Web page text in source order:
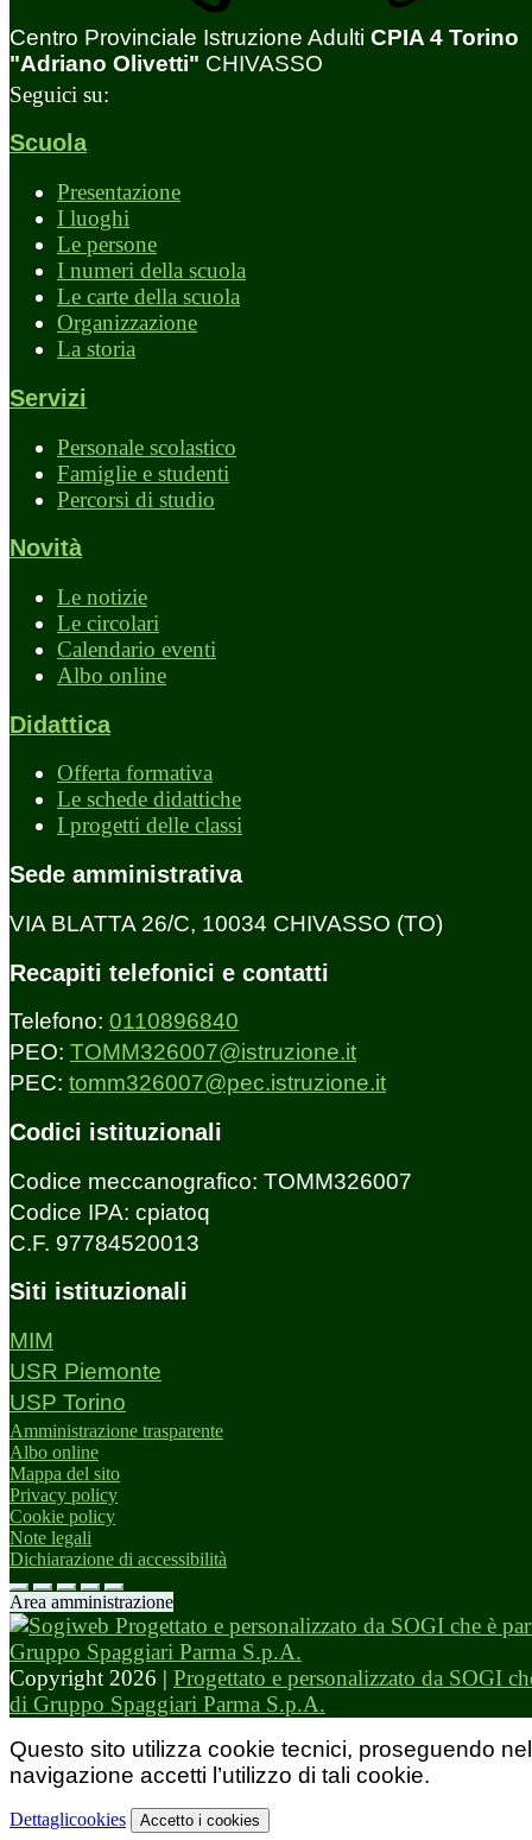
Centro Provinciale Istruzione Adulti CPIA 4 Torino
"Adriano Olivetti" CHIVASSO
Seguici su:
Scuola
Presentazione
I luoghi
Le persone
I numeri della scuola
Le carte della scuola
Organizzazione
La storia
Servizi
Personale scolastico
Famiglie e studenti
Percorsi di studio
Novità
Le notizie
Le circolari
Calendario eventi
Albo online
Didattica
Offerta formativa
Le schede didattiche
I progetti delle classi
Sede amministrativa
VIA BLATTA 26/C, 10034 CHIVASSO (TO)
Recapiti telefonici e contatti
Telefono: 0110896840
PEO: TOMM326007@istruzione.it
PEC: tomm326007@pec.istruzione.it
Codici istituzionali
Codice meccanografico: TOMM326007
Codice IPA: cpiatoq
C.F. 97784520013
Siti istituzionali
MIM
USR Piemonte
USP Torino
Amministrazione trasparente
Albo online
Mappa del sito
Privacy policy
Cookie policy
Note legali
Dichiarazione di accessibilità
Area amministrazione
Copyright 2026 | Progettato e personalizzato da SOGI
di Gruppo Spaggiari Parma S.p.A.
Questo sito utilizza cookie tecnici, proseguendo
navigazione accetti l’utilizzo di tali cookie.
Dettaglicookies Accetto i cookies